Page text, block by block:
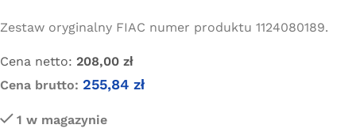
Zestaw oryginalny FIAC numer produktu 1124080189.
Cena netto: 208,00 zł
Cena brutto: 255,84 zł
1 w magazynie